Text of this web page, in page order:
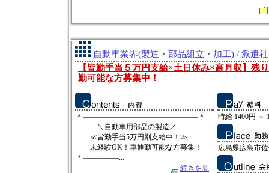
自動車業界(製造・部品組立・加工) / 派遣
【皆勤手当５万円支給×土日休み×高月収】残
勤可能な方募集中！
＊――――――――――――――――＊
＼自動車用部品の製造／
≪皆勤手当5万円別支給中！≫
未経験OK！車通勤可能な方募集！
＊―――――...
続きを見
時給 1400円 ～
広島県広島市